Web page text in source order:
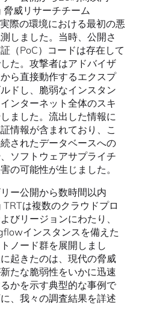
脅威リサーチチーム
実際の環境における最初の悪
しました。当時、公開さ
（PoC）コードは存在して
た。攻撃者はアドバイザ
ら直接動作するエクスプ
ドし、脆弱なインスタン
ンターネット全体のスキ
ました。流出した情報に
情報が含まれており、こ
されたデータベースへの
ソフトウェアサプライチ
の可能性が生じました。
ー公開から数時間以内
TRTは複数のクラウドプロ
びリージョンにわたり、
インスタンスを備えた
ノード群を展開しまし
起きたのは、現代の脅威
たな脆弱性をいかに迅速
かを示す典型的な事例で
、我々の調査結果を詳述